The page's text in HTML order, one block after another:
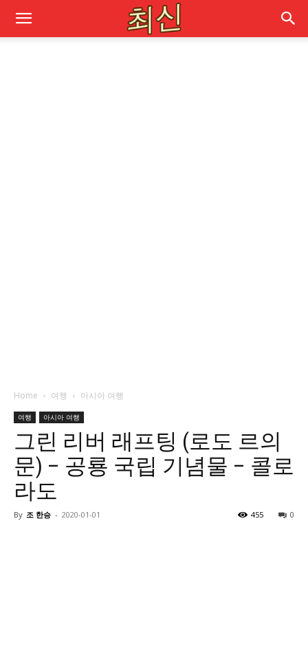
Home 여행 아시아 여행
여행 아시아 여행
그린 리버 래프팅 (로도 르의
문) – 공룡 국립 기념물 – 콜로
라도
By 조 한승 - 2020-01-01 0
455